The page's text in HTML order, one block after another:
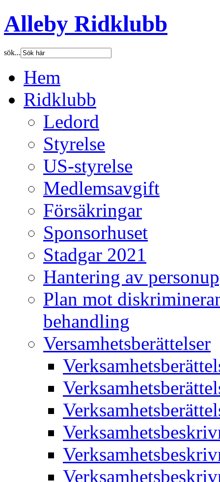
Alleby Ridklubb
sök...
Hem
Ridklubb
Ledord
Styrelse
US-styrelse
Medlemsavgift
Försäkringar
Sponsorhuset
Stadgar 2021
Hantering av
Plan mot
behandling
Versamhetsberättelser